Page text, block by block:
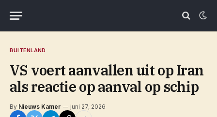
BUITENLAND
VS voert aanvallen uit op Iran
als reactie op aanval op schip
By Nieuws Kamer juni 27, 2026